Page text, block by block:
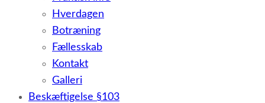
Hverdagen
Botræning
Fællesskab
Kontakt
Galleri
Beskæftigelse §103